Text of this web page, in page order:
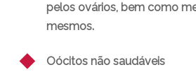
pelos ovários, bem como
mesmos.
Oócitos não saudáveis